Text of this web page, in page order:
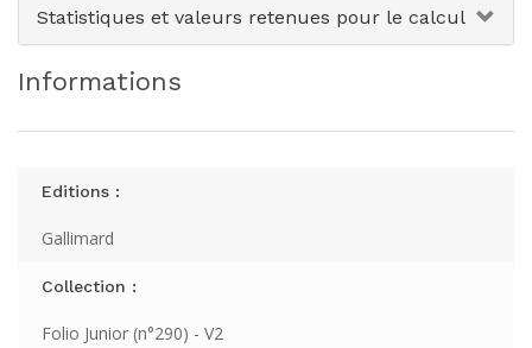
Statistiques et valeurs retenues pour le calcul
Informations
Editions :
Gallimard
Collection :
Folio Junior (n°290) - V2